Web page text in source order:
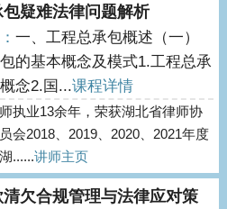
疑难法律问题解析
一、工程总承包概述（一）
的基本概念及模式1.工程总承
念2.国...课程详情
执业13余年，荣获湖北省律师协
会2018、2019、2020、2021年度
......讲师主页
欠合规管理与法律应对策